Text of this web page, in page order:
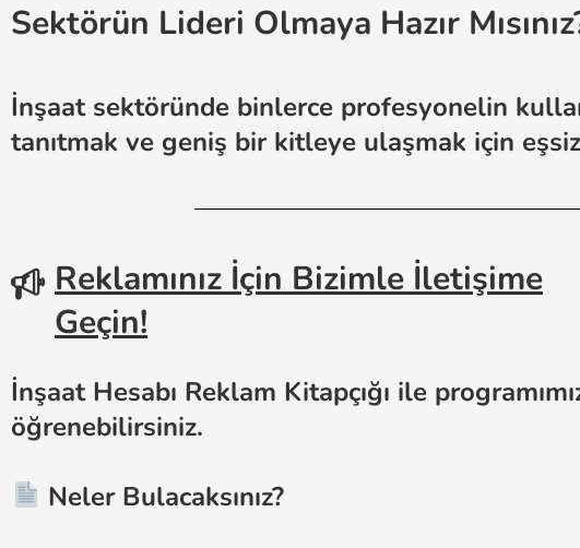
Sektörün Lideri Olmaya Hazır
İnşaat sektöründe binlerce profesyonelin
tanıtmak ve geniş bir kitleye ulaşmak için
Reklamınız İçin Bizimle İletişime
Geçin!
İnşaat Hesabı Reklam Kitapçığı ile
öğrenebilirsiniz.
Neler Bulacaksınız?